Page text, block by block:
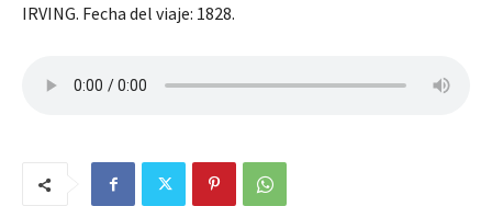
IRVING. Fecha del viaje: 1828.